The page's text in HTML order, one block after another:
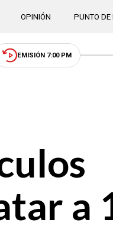
OPINIÓN PUNTO DE
EMISIÓN 7:00 PM
a